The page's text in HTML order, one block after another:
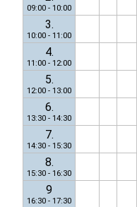
09:00 - 10:00
3.
10:00 - 11:00
4.
11:00 - 12:00
5.
12:00 - 13:00
6.
13:30 - 14:30
7.
14:30 - 15:30
8.
15:30 - 16:30
9
16:30 - 17:30